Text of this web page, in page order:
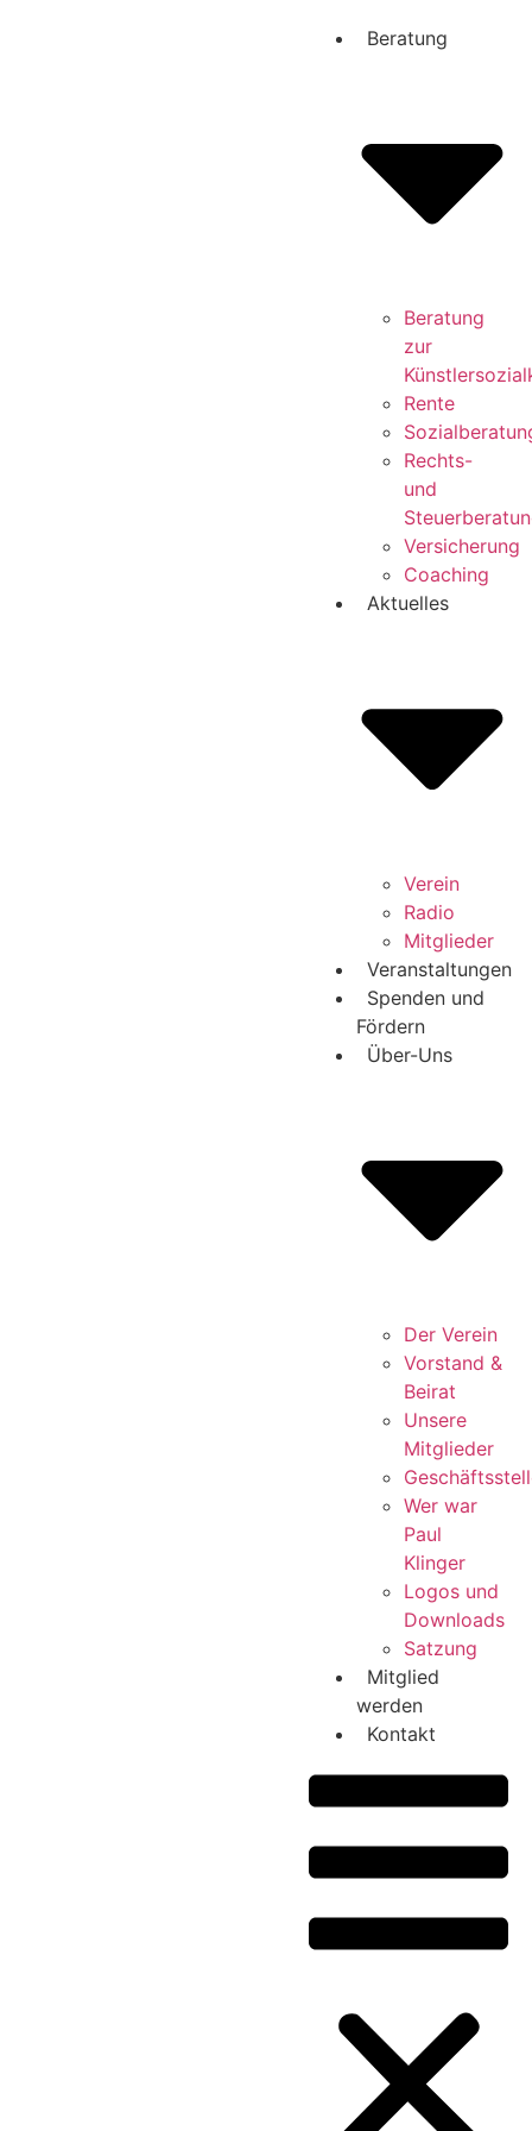
Beratung
Beratung
zur
Rente
Rechts-
und
Versicherung
Coaching
Aktuelles
Verein
Radio
Mitglieder
Veranstaltungen
Spenden und
Fördern
Über-Uns
Der Verein
Vorstand &
Beirat
Unsere
Mitglieder
Wer war
Paul
Klinger
Logos und
Downloads
Satzung
Mitglied
werden
Kontakt